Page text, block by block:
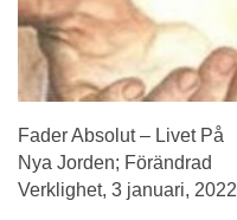
Fader Absolut – Livet På
Nya Jorden; Förändrad
Verklighet, 3 januari, 2022